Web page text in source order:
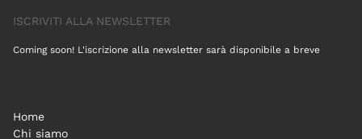
ISCRIVITI ALLA NEWSLETTER
Coming soon! L'iscrizione alla newsletter sarà disponibile a breve
Home
Chi siamo